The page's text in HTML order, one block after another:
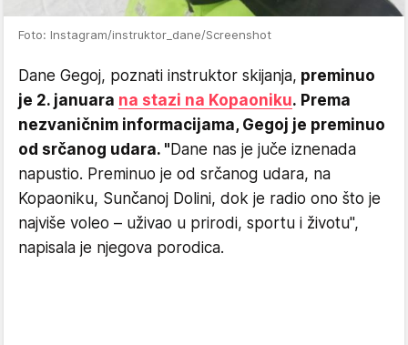
Foto: Instagram/instruktor_dane/Screenshot
Dane Gegoj, poznati instruktor skijanja, preminuo
je 2. januara na stazi na Kopaoniku. Prema
nezvaničnim informacijama, Gegoj je preminuo
od srčanog udara. " Dane nas je juče iznenada
napustio. Preminuo je od srčanog udara, na
Kopaoniku, Sunčanoj Dolini, dok je radio ono što je
najviše voleo – uživao u prirodi, sportu i životu",
napisala je njegova porodica.